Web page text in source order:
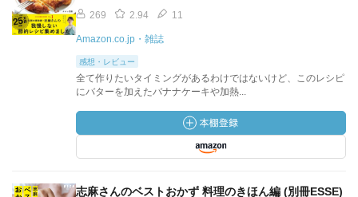
269 2.94 11
Amazon.co.jp・雑誌
感想・レビュー
全て作りたいタイミングがあるわけではないけど、このレシピ
にバターを加えたバナナケーキや加熱...
志麻さんのベストおかず 料理のきほん編 (別冊ESSE)